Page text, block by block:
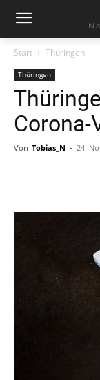
Start Thüringen
Thüringen
Corona-
Von Tobias_N - 24.